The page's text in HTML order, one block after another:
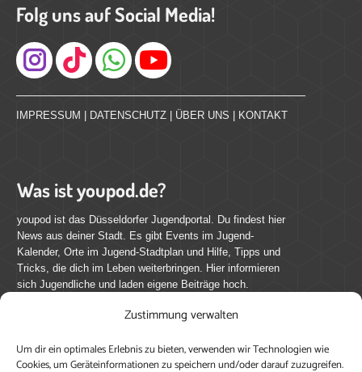
Zustimmung verwalten
Um dir ein optimales Erlebnis zu bieten, verwenden wir Technologien wie
Cookies, um Geräteinformationen zu speichern und/oder darauf zuzugreifen.
Folg uns auf Social Media!
Instagram
IMPRESSUM | DATENSCHUTZ | ÜBER UNS | KONTAKT
Was ist youpod.de?
youpod ist das Düsseldorfer Jugendportal. Du findest hier
News aus deiner Stadt. Es gibt Events im Jugend-
Kalender, Orte im Jugend-Stadtplan und Hilfe, Tipps und
Tricks, die dich im Leben weiterbringen. Hier informieren
sich Jugendliche und laden eigene Beiträge hoch.
youpod.de lebt von Menschen wie dir. Sammel